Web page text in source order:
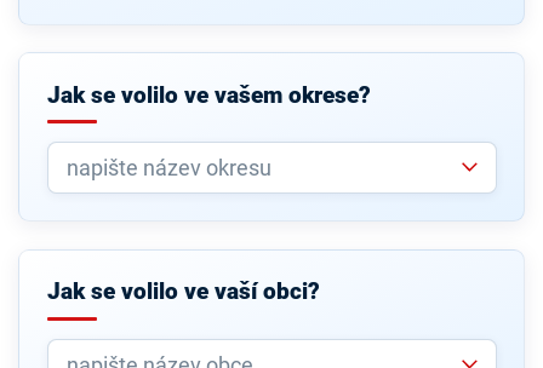
Jak se volilo ve vašem okrese?
Jak se volilo ve vaší obci?